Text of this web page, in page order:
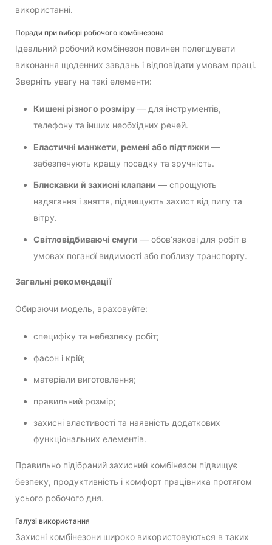
використанні.
Поради при виборі робочого комбінезона
Ідеальний робочий комбінезон повинен полегшувати
виконання щоденних завдань і відповідати умовам праці.
Зверніть увагу на такі елементи:
Кишені різного розміру — для інструментів,
телефону та інших необхідних речей.
Еластичні манжети, ремені або підтяжки —
забезпечують кращу посадку та зручність.
Блискавки й захисні клапани — спрощують
надягання і зняття, підвищують захист від пилу та
вітру.
Світловідбиваючі смуги — обов’язкові для робіт в
умовах поганої видимості або поблизу транспорту.
Загальні рекомендації
Обираючи модель, враховуйте:
специфіку та небезпеку робіт;
фасон і крій;
матеріали виготовлення;
правильний розмір;
захисні властивості та наявність додаткових
функціональних елементів.
Правильно підібраний захисний комбінезон підвищує
безпеку, продуктивність і комфорт працівника протягом
усього робочого дня.
Галузі використання
Захисні комбінезони широко використовуються в таких